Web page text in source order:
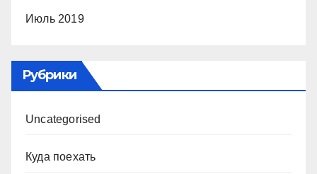
Июль 2019
Рубрики
Uncategorised
Куда поехать